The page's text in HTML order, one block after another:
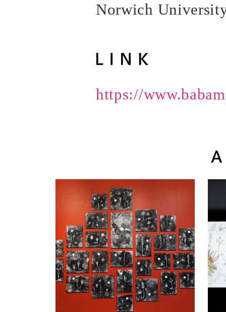
Norwich
https://